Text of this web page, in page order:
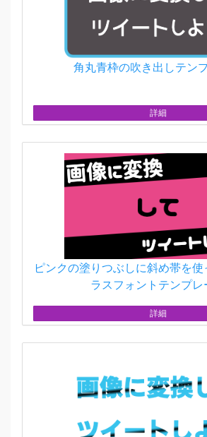
角丸青枠の吹き出しテン
詳細
ピンクの塗りつぶしに斜め帯を
ラスフォントテンプレ
詳細